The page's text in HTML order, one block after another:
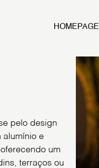
HOMEPAGE
pelo design
alumínio e
um
terraços ou